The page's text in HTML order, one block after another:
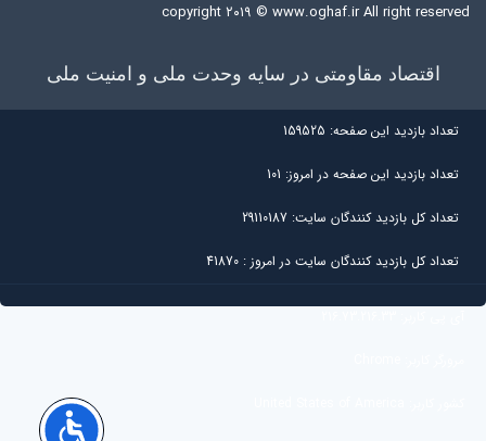
copyright ۲۰۱۹ © www.oghaf.irAll right reserved
اقتصاد مقاومتی در سایه وحدت ملی و امنیت ملی
تعداد بازديد اين صفحه: 159525
تعداد بازديد اين صفحه در امروز: 101
تعداد کل بازديد کنندگان سايت: 29110187
تعداد کل بازديد کنندگان سایت در امروز : 41870